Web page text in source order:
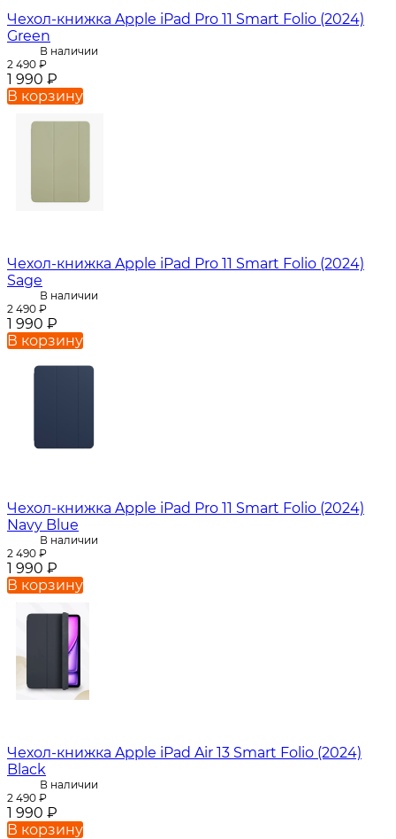
Чехол-книжка Apple iPad Pro 11 Smart Folio (2024)
Green
В наличии
2 490 ₽
1 990 ₽
В корзину
Чехол-книжка Apple iPad Pro 11 Smart Folio (2024)
Sage
В наличии
2 490 ₽
1 990 ₽
В корзину
Чехол-книжка Apple iPad Pro 11 Smart Folio (2024)
Navy Blue
В наличии
2 490 ₽
1 990 ₽
В корзину
Чехол-книжка Apple iPad Air 13 Smart Folio (2024)
Black
В наличии
2 490 ₽
1 990 ₽
В корзину